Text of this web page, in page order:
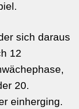
sich daraus
12
20.
einherging.